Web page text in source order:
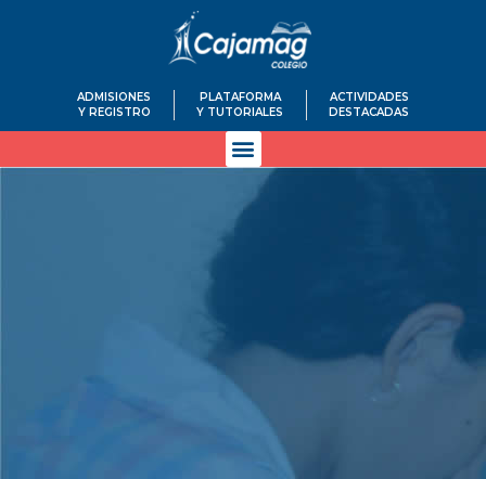
ADMISIONES
Y REGISTRO
PLATAFORMA
Y TUTORIALES
ACTIVIDADES
DESTACADAS